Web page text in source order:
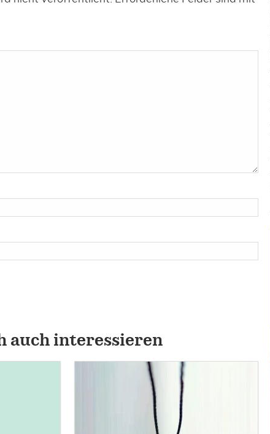
auch interessieren